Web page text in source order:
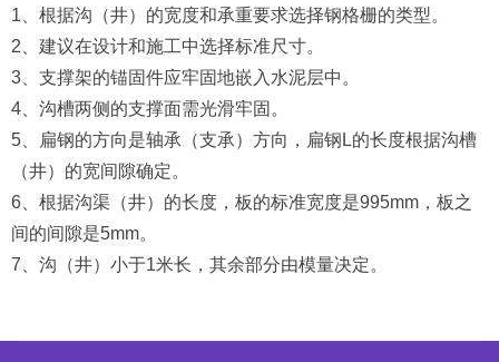
1、根据沟（井）的宽度和承重要求选择钢格栅的类型。
2、建议在设计和施工中选择标准尺寸。
3、支撑架的锚固件应牢固地嵌入水泥层中。
4、沟槽两侧的支撑面需光滑牢固。
5、扁钢的方向是轴承（支承）方向，扁钢L的长度根据沟槽
（井）的宽间隙确定。
6、根据沟渠（井）的长度，板的标准宽度是995mm，板之
间的间隙是5mm。
7、沟（井）小于1米长，其余部分由模量决定。